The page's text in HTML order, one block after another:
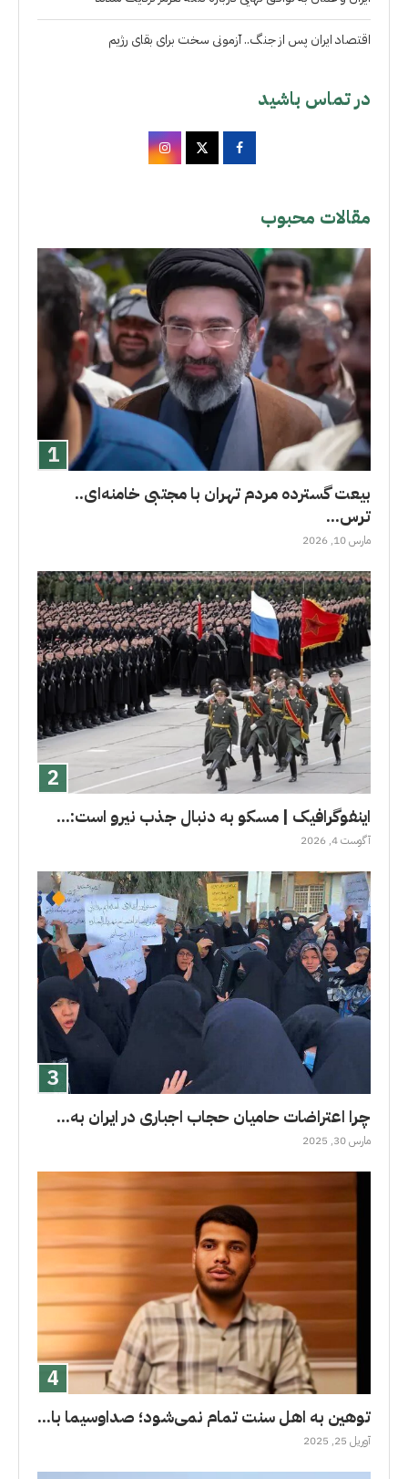
اقتصاد ایران پس از جنگ.. آزمونی سخت برای بقای رژیم
در تماس باشید
مقالات محبوب
بیعت گسترده مردم تهران با مجتبی خامنه‌ای..
ترس...
مارس 10, 2026
اینفوگرافیک | مسکو به دنبال جذب نیرو است:...
آگوست 4, 2026
چرا اعتراضات حامیان حجاب اجباری در ایران به...
مارس 30, 2025
توهین به اهل سنت تمام نمی‌شود؛ صداوسیما با...
آوریل 25, 2025